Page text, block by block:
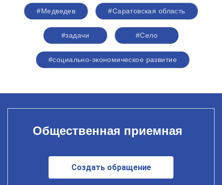
#Медведев #Саратовская область
#задачи #Село
#социально-экономическое развитие
Общественная приемная
Создать обращение